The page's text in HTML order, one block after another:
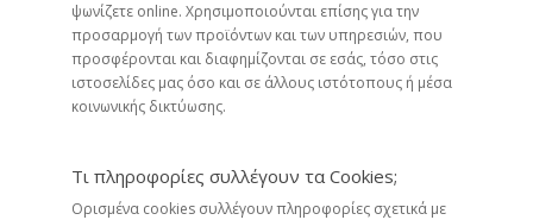
ψωνίζετε online. Χρησιμοποιούνται επίσης για την
προσαρμογή των προϊόντων και των υπηρεσιών, που
προσφέρονται και διαφημίζονται σε εσάς, τόσο στις
ιστοσελίδες μας όσο και σε άλλους ιστότοπους ή μέσα
κοινωνικής δικτύωσης.
Τι πληροφορίες συλλέγουν τα Cookies;
Ορισμένα cookies συλλέγουν πληροφορίες σχετικά με